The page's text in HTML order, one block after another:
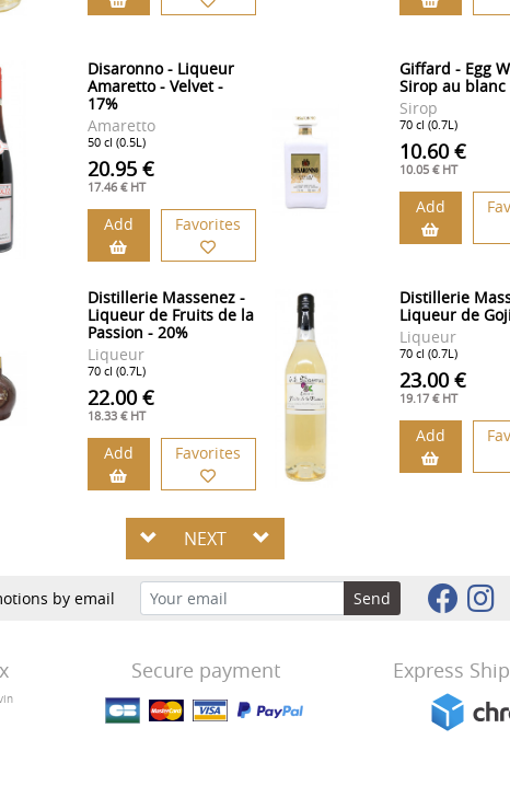
Disaronno - Liqueur
Amaretto - Velvet -
17%
Amaretto
50 cl (0.5L)
20.95 €
17.46 € HT
Add Favorites
Giffard - Egg
Sirop au blanc
Sirop
70 cl (0.7L)
10.60 €
10.05 € HT
Add
Distillerie Massenez -
Liqueur de Fruits de la
Passion - 20%
Liqueur
70 cl (0.7L)
22.00 €
18.33 € HT
Add Favorites
Distillerie
Liqueur de
Liqueur
70 cl (0.7L)
23.00 €
19.17 € HT
Add
NEXT
by email Send
Secure payment Express